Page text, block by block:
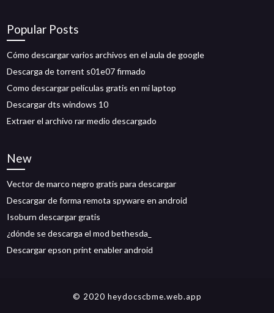
Popular Posts
Cómo descargar varios archivos en el aula de google
Descarga de torrent s01e07 firmado
Como descargar películas gratis en mi laptop
Descargar dts windows 10
Extraer el archivo rar medio descargado
New
Vector de marco negro gratis para descargar
Descargar de forma remota spyware en android
Isoburn descargar gratis
¿dónde se descarga el mod bethesda_
Descargar epson print enabler android
© 2020 heydocscbme.web.app